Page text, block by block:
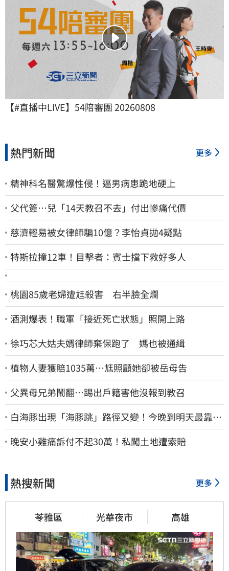
【#直播中LIVE】54陪審團 20260808
熱門新聞 更多
精神科名醫驚爆性侵！逼男病患跪地硬上
父代簽…兒「14天教召不去」付出慘痛代價
慈濟輕易被女律師騙10億？李怡貞拋4疑點
特斯拉撞12車！目擊者：賓士擋下救好多人
桃園85歲老婦遭尪殺害 右半臉全爛
酒測爆表！職軍「接近死亡狀態」照開上路
徐巧芯大姑夫婿律師棄保跑了 媽也被通緝
植物人妻獲賠1035萬…尪照顧她卻被岳母告
父異母兄弟鬧翻…踢出戶籍害他沒報到教召
白海豚出現「海豚跳」路徑又變！今晚到明天最靠
近 風雨搖滾區曝光
晚安小雞痛訴付不起30萬！私闖土地遭索賠
熱搜新聞 更多
苓雅區 光華夜市 高雄